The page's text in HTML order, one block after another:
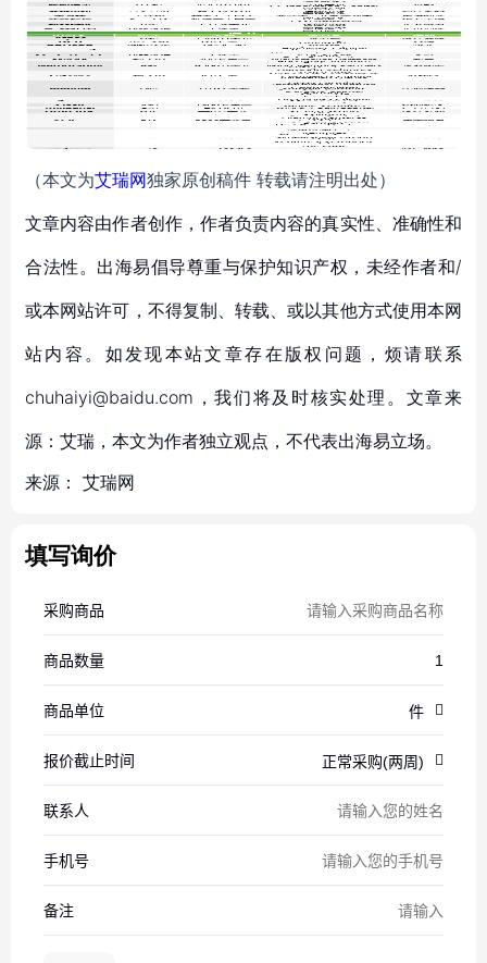
（本文为艾瑞网独家原创稿件 转载请注明出处）
文章内容由作者创作，作者负责内容的真实性、准确性和
合法性。出海易倡导尊重与保护知识产权，未经作者和/
或本网站许可，不得复制、转载、或以其他方式使用本网
站内容。如发现本站文章存在版权问题，烦请联系
chuhaiyi@baidu.com，我们将及时核实处理。文章来
源：艾瑞，本文为作者独立观点，不代表出海易立场。
来源： 艾瑞网
填写询价